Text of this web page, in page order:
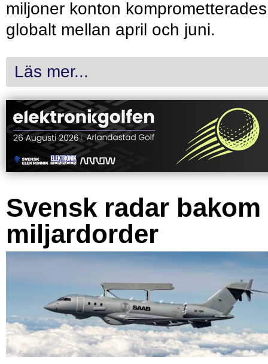
miljoner konton komprometterades
globalt mellan april och juni.
Läs mer...
Svensk radar bakom
miljardorder